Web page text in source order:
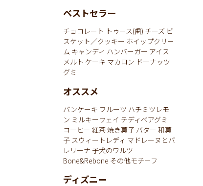
ベストセラー
チョコレート トゥース(歯) チーズ ビ
スケット／クッキー ホイップクリー
ム キャンディ ハンバーガー アイス
メルト ケーキ マカロン ドーナッツ
グミ
オススメ
パンケーキ フルーツ ハチミツレモ
ン ミルキーウェイ テディベアグミ
コーヒー 紅茶焼き菓子 バター 和菓
子 スウィートレディ マドレーヌとバ
レリーナ 子犬のワルツ
Bone&Rebone その他モチーフ
ディズニー